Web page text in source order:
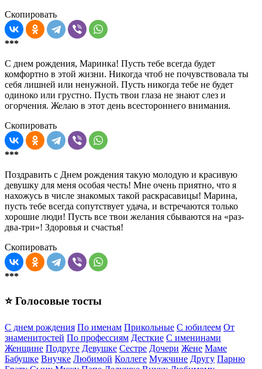
Скопировать
***
С днем рождения, Маринка! Пусть тебе всегда будет
комфортно в этой жизни. Никогда чтоб не почувствовала ты
себя лишней или ненужной. Пусть никогда тебе не будет
одиноко или грустно. Пусть твои глаза не знают слез и
огорчения. Желаю в этот день всестороннего внимания.
Скопировать
***
Поздравить с Днем рождения такую молодую и красивую
девушку для меня особая честь! Мне очень приятно, что я
нахожусь в числе знакомых такой раскрасавицы! Марина,
пусть тебе всегда сопутствует удача, и встречаются только
хорошие люди! Пусть все твои желания сбываются на «раз-
два-три»! Здоровья и счастья!
Скопировать
***
⭐ Голосовые тосты
С днем рождения По именам Прикольные С юбилеем От
знаменитостей По профессиям Десткие С именинами
Женщине Подруге Девушке Сестре Дочери Жене Маме
Бабушке Внучке Любимой Коллеге Мужчине Другу Парню